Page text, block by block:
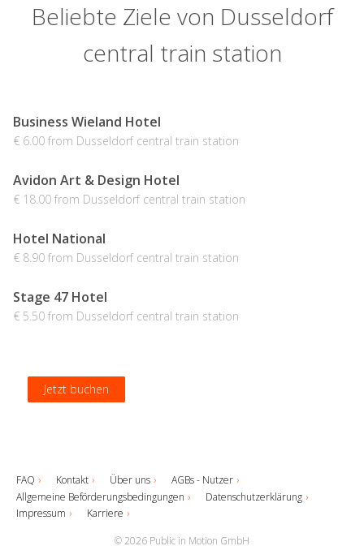
Beliebte Ziele von Dusseldorf
central train station
Business Wieland Hotel
€ 6.00 from Dusseldorf central train station
Jetzt buchen
Avidon Art & Design Hotel
€ 18.00 from Dusseldorf central train station
Jetzt buchen
Hotel National
€ 8.90 from Dusseldorf central train station
Jetzt buchen
Stage 47 Hotel
€ 5.50 from Dusseldorf central train station
Jetzt buchen
FAQ Kontakt Über uns
AGBs - Nutzer
Allgemeine Beförderungsbedingungen
Datenschutzerklärung
Impressum
Karriere
© 2026 Public in Motion GmbH